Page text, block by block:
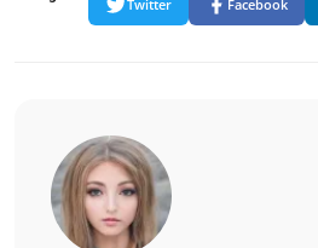
Twitter Facebook